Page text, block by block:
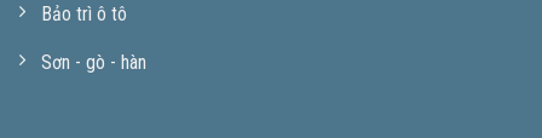
Bảo trì ô tô
Sơn - gò - hàn